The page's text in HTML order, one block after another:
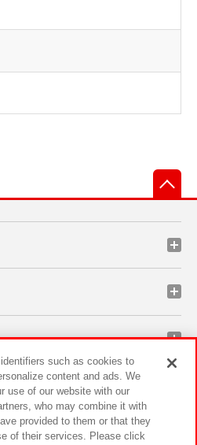
such as cookies to
content and ads. We
use of our website with our
who may combine it with
provided to them or that they
of their services. Please click